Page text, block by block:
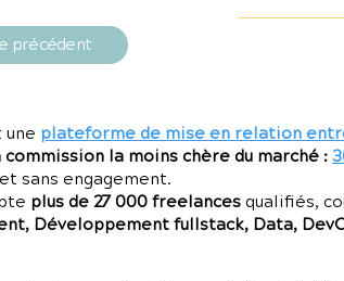
précédent
une plateforme de mise en relation
commission la moins chère du marché :
sans engagement.
plus de 27 000 freelancesqualifiés,
Développement fullstack, Data,